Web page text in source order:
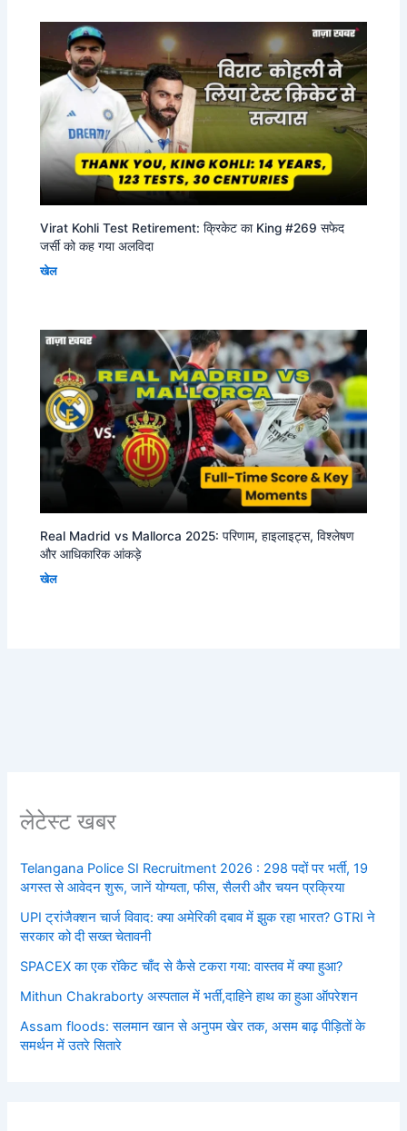
Virat Kohli Test Retirement: क्रिकेट का King #269 सफेद
जर्सी को कह गया अलविदा
खेल
Real Madrid vs Mallorca 2025: परिणाम, हाइलाइट्स, विश्लेषण
और आधिकारिक आंकड़े
खेल
लेटेस्ट खबर
Telangana Police SI Recruitment 2026 : 298 पदों पर भर्ती, 19
अगस्त से आवेदन शुरू, जानें योग्यता, फीस, सैलरी और चयन प्रक्रिया
UPI ट्रांजैक्शन चार्ज विवाद: क्या अमेरिकी दबाव में झुक रहा भारत? GTRI ने
सरकार को दी सख्त चेतावनी
SPACEX का एक रॉकेट चाँद से कैसे टकरा गया: वास्तव में क्या हुआ?
Mithun Chakraborty अस्पताल में भर्ती,दाहिने हाथ का हुआ ऑपरेशन
Assam floods: सलमान खान से अनुपम खेर तक, असम बाढ़ पीड़ितों के
समर्थन में उतरे सितारे